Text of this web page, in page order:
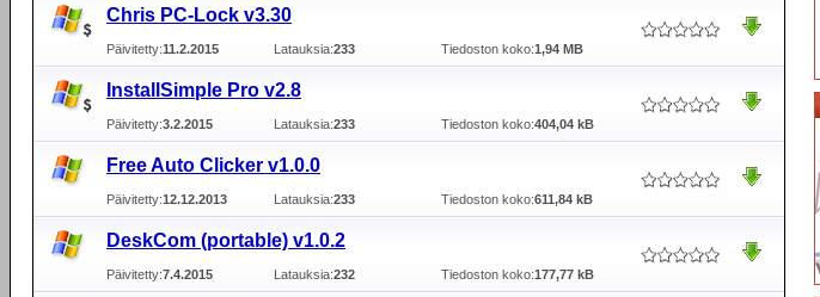
Chris PC-Lock v3.30
Päivitetty:11.2.2015 Latauksia:233 Tiedoston koko:1,94 MB
InstallSimple Pro v2.8
Päivitetty:3.2.2015 Latauksia:233 Tiedoston koko:404,04 kB
Free Auto Clicker v1.0.0
Päivitetty:12.12.2013 Latauksia:233 Tiedoston koko:611,84 kB
DeskCom (portable) v1.0.2
Päivitetty:7.4.2015 Latauksia:232 Tiedoston koko:177,77 kB